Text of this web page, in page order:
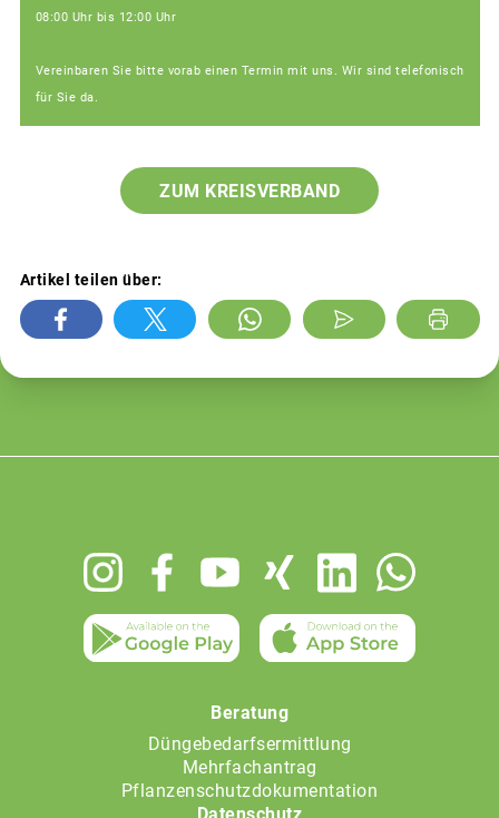
08:00 Uhr bis 12:00 Uhr
Vereinbaren Sie bitte vorab einen Termin mit uns. Wir sind telefonisch
für Sie da.
ZUM KREISVERBAND
Artikel teilen über:
Beratung
Düngebedarfsermittlung
Mehrfachantrag
Pflanzenschutzdokumentation